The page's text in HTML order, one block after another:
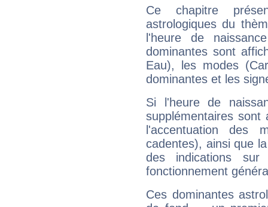
Ce chapitre
astrologiques du
l'heure de
dominantes sont
Eau), les modes
dominantes et les
Si l'heure de
supplémentaires sont
l'accentuation des
cadentes), ainsi que
des indications sur
fonctionnement
Ces dominantes